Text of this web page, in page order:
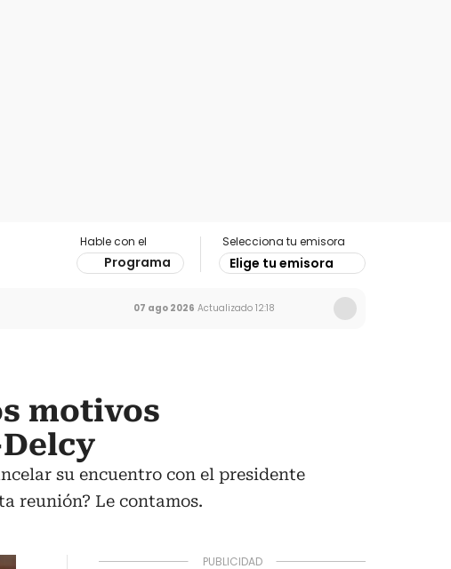
Hable con el
Programa
Selecciona tu emisora
Elige tu emisora
07 ago 2026 Actualizado 12:18
motivos
su encuentro con el presidente
reunión? Le contamos.